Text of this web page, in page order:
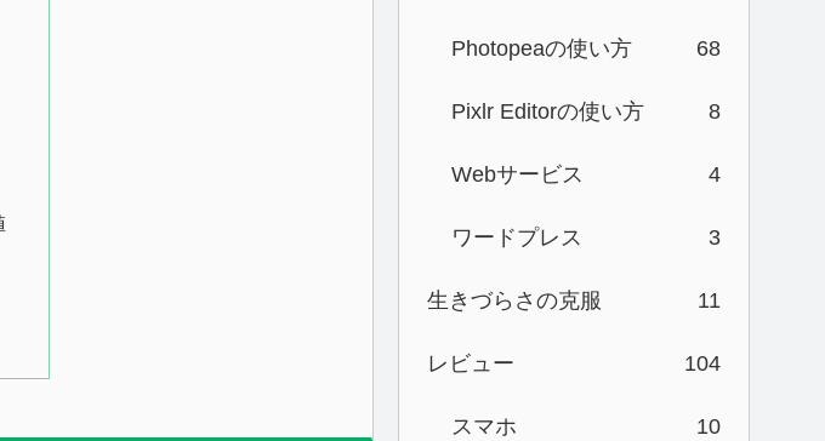
Photopeaの使い方 68
Pixlr Editorの使い方 8
Webサービス 4
ワードプレス 3
生きづらさの克服 11
レビュー 104
スマホ 10